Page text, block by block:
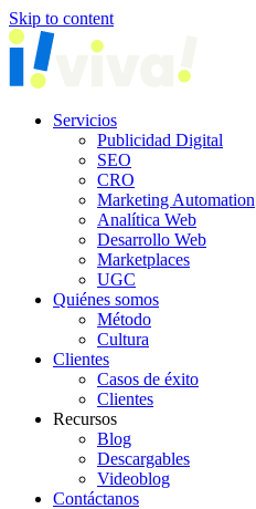
Skip to content
Servicios
Publicidad Digital
SEO
CRO
Marketing Automation
Analítica Web
Desarrollo Web
Marketplaces
UGC
Quiénes somos
Método
Cultura
Clientes
Casos de éxito
Clientes
Recursos
Blog
Descargables
Videoblog
Contáctanos